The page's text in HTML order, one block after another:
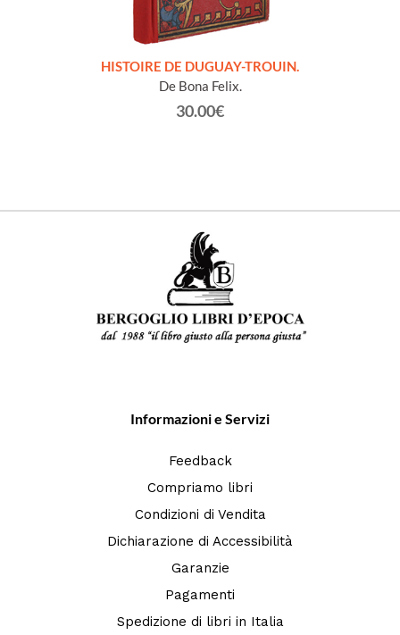
HISTOIRE DE DUGUAY-TROUIN.
De Bona Felix.
30.00€
Informazioni e Servizi
Feedback
Compriamo libri
Condizioni di Vendita
Dichiarazione di Accessibilità
Garanzie
Pagamenti
Spedizione di libri in Italia